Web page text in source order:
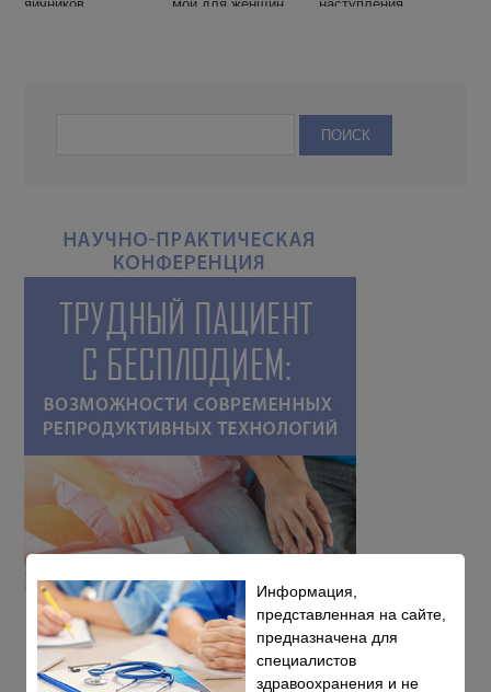
Информация,
представленная на сайте,
предназначена для
специалистов
здравоохранения и не